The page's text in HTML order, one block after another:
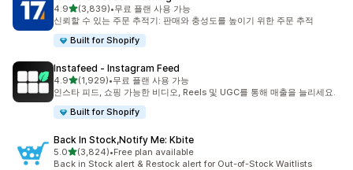
4.9별 5개 중
(3,839)
총 리뷰 3839개
•무료 플랜 사용 가능
신뢰할 수 있는 주문 추적기: 판매와 충성도를 높이기 위한 주문 추적
Built for Shopify
Instafeed ‑ Instagram Feed
4.9별 5개 중
(1,929)
총 리뷰 1929개
•무료 플랜 사용 가능
인스타 피드, 쇼핑 가능한 비디오, Reels 및 UGC를 통해 매출을 늘리세요.
Built for Shopify
Back In Stock,Notify Me: Kbite
5.0별 5개 중
(3,824)
총 리뷰 3824개
•Free plan available
Back in Stock alert & Restock alert for Out-of-Stock Waitlists